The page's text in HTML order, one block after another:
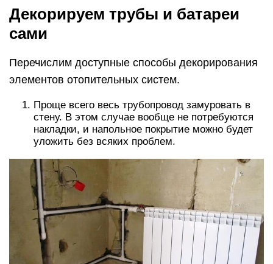
Декорируем трубы и батареи
сами
Перечислим доступные способы декорирования
элементов отопительных систем.
Проще всего весь трубопровод замуровать в
стену. В этом случае вообще не потребуются
накладки, и напольное покрытие можно будет
уложить без всяких проблем.